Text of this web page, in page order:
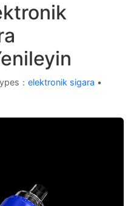
： elektronik sigara •